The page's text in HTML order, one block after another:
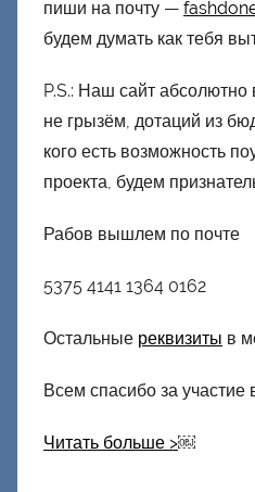
пиши на почту —
будем думать как тебя
P.S.: Наш сайт абсолютно
не грызём, дотаций из
кого есть возможность
проекта, будем
Рабов вышлем по почте
5375 4141 1364 0162
Остальные реквизиты в
Всем спасибо за участие
Читать больше >￼